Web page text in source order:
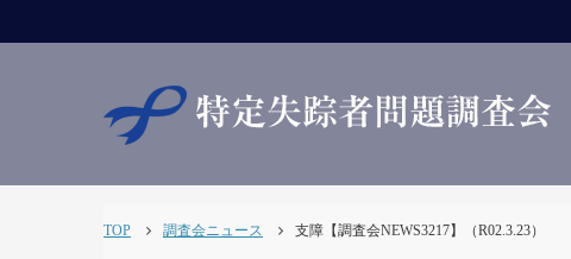
TOP 調査会ニュース 支障【調査会NEWS3217】（R02.3.23）